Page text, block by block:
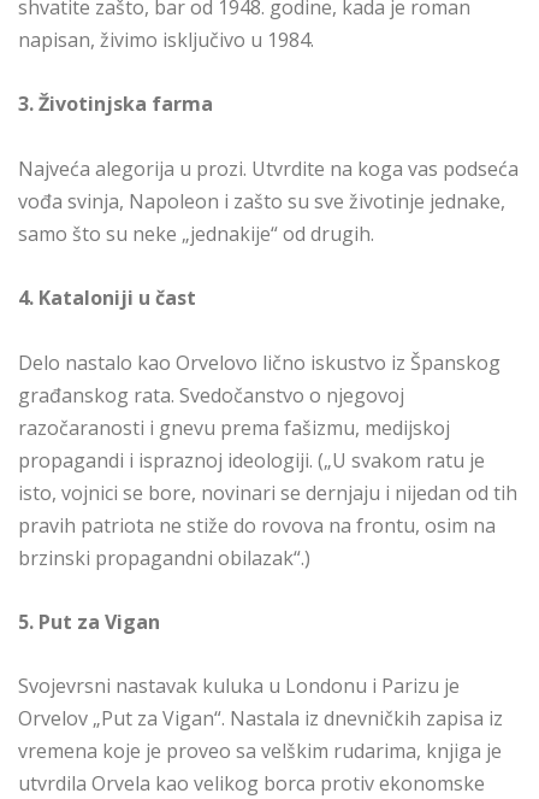
shvatite zašto, bar od 1948. godine, kada je roman
napisan, živimo isključivo u 1984.
3. Životinjska farma
Najveća alegorija u prozi. Utvrdite na koga vas podseća
vođa svinja, Napoleon i zašto su sve životinje jednake,
samo što su neke „jednakije“ od drugih.
4. Kataloniji u čast
Delo nastalo kao Orvelovo lično iskustvo iz Španskog
građanskog rata. Svedočanstvo o njegovoj
razočaranosti i gnevu prema fašizmu, medijskoj
propagandi i ispraznoj ideologiji. („U svakom ratu je
isto, vojnici se bore, novinari se dernjaju i nijedan od tih
pravih patriota ne stiže do rovova na frontu, osim na
brzinski propagandni obilazak“.)
5. Put za Vigan
Svojevrsni nastavak kuluka u Londonu i Parizu je
Orvelov „Put za Vigan“. Nastala iz dnevničkih zapisa iz
vremena koje je proveo sa velškim rudarima, knjiga je
utvrdila Orvela kao velikog borca protiv ekonomske